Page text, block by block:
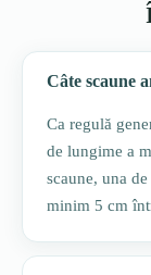
Câte scaune
Ca regulă
de lungime a
scaune, una
minim 5 cm